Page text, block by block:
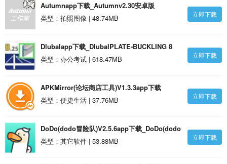
Autumnapp下载_Autumnv2.30安卓版
类型：拍照图像 | 48.74MB
立即下载
Dlubalapp下载_DlubalPLATE-BUCKLING 8
v8.25.31安卓版
类型：办公考试 | 618.47MB 立即下载
APKMirror(论坛商店工具)V1.3.3app下载
_APKMirror(论坛商店工具)V1.3.3安卓最新版
类型：便捷生活 | 37.76MB 立即下载
DoDo(dodo冒险队)V2.5.6app下载_DoDo(dodo
冒险队)V2.5.6安卓 V2.5.31安卓版
类型：其它软件 | 53.88MB 立即下载